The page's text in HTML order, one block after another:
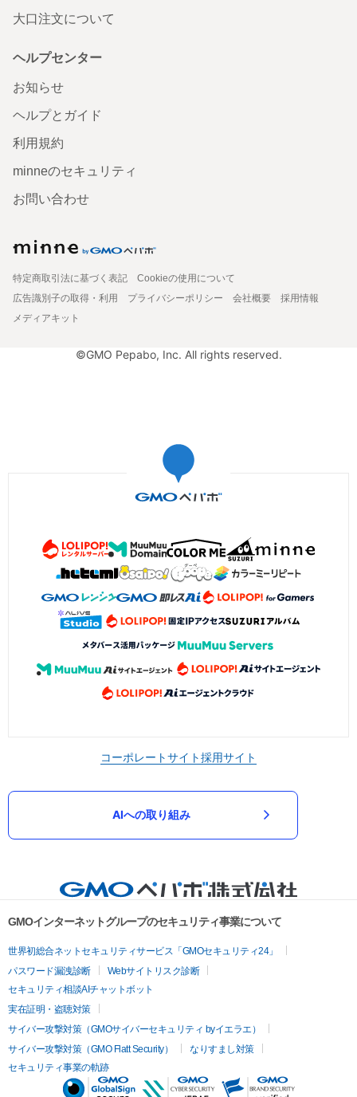
大口注文について
ヘルプセンター
お知らせ
ヘルプとガイド
利用規約
minneのセキュリティ
お問い合わせ
特定商取引法に基づく表記
Cookieの使用について
広告識別子の取得・利用
プライバシーポリシー 会社概要
採用情報
メディアキット
©GMO Pepabo, Inc. All rights reserved.
コーポレートサイト採用サイト
AIへの取り組み
GMOインターネットグループのセキュリティ事業について
世界初総合ネットセキュリティサービス「GMOセキュリティ24」
パスワード漏洩診断
Webサイトリスク診断
セキュリティ相談AIチャットボット
実在証明・盗聴対策
サイバー攻撃対策（GMOサイバーセキュリティ byイエラエ）
サイバー攻撃対策（GMO Flatt Security）
なりすまし対策
セキュリティ事業の軌跡